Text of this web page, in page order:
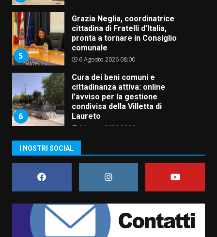
5
6
Cura dei beni comuni e
cittadinanza attiva: online
l’avviso per la gestione
condivisa della Villetta di
Laureto
6 Agosto 2026 06:20
7
La magia del Minareto e la prima
assoluta de “L’Albergo
Belvedere. Il rapimento”
Rivoluzione”: nuovo
appuntamento con “Fasano in
US Fasano, Scianaro: “Profonda
amarezza per esclusione dal
campionato di calcio”
I NOSTRI SOCIAL